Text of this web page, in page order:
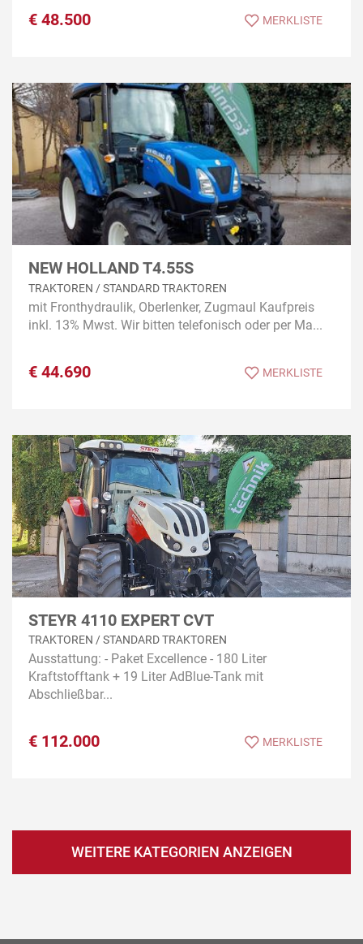
€ 48.500 MERKLISTE
NEW HOLLAND T4.55S
TRAKTOREN / STANDARD TRAKTOREN
mit Fronthydraulik, Oberlenker, Zugmaul Kaufpreis
inkl. 13% Mwst. Wir bitten telefonisch oder per Ma...
€ 44.690 MERKLISTE
STEYR 4110 EXPERT CVT
TRAKTOREN / STANDARD TRAKTOREN
Ausstattung: - Paket Excellence - 180 Liter
Kraftstofftank + 19 Liter AdBlue-Tank mit
Abschließbar...
€ 112.000 MERKLISTE
WEITERE KATEGORIEN ANZEIGEN